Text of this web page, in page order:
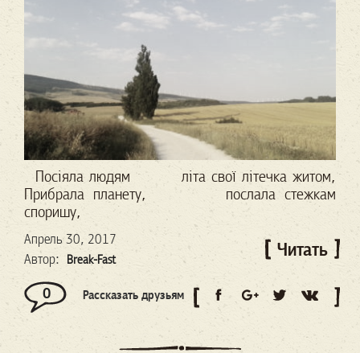
Посіяла людям літа свої літечка житом,
Прибрала планету,
послала стежкам
споришу,
Апрель 30, 2017
Автор:
Break-Fast Читать
0 Рассказать друзьям